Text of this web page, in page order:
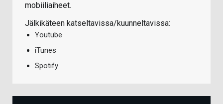
mobiiliaiheet.
Jälkikäteen katseltavissa/kuunneltavissa:
Youtube
iTunes
Spotify